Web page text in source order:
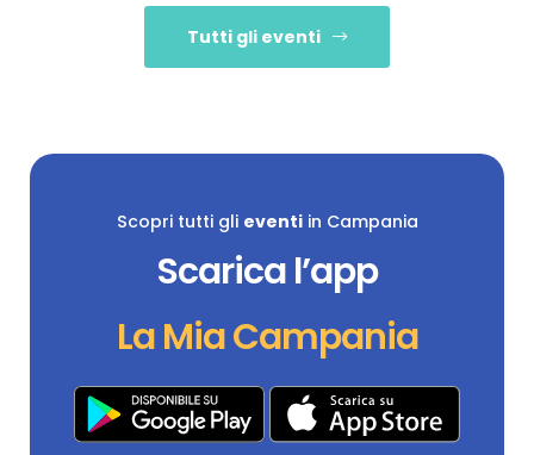
Tutti gli eventi
Scopri tutti gli eventiin Campania
Scarica l’app
La Mia Campania